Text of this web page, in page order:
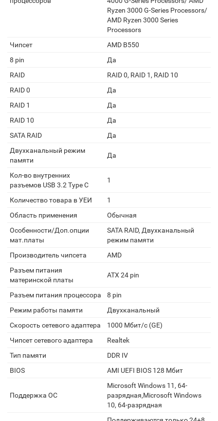
Ryzen 3000 G-Series Processors/
AMD Ryzen 3000 Series
Processors
Чипсет
AMD B550
8 pin
Да
RAID
RAID 0, RAID 1, RAID 10
RAID 0
Да
RAID 1
Да
RAID 10
Да
SATA RAID
Да
Двухканальный режим
памяти
Да
Кол-во внутренних
разъемов USB 3.2 Type C
1
Количество товара в УЕИ
1
Область применения
Обычная
Особенности/Доп.опции
мат.платы
SATA RAID, Двухканальный
режим памяти
Производитель чипсета
AMD
Разъем питания
материнской платы
ATX 24 pin
Разъем питания процессора
8 pin
Режим работы памяти
Двухканальный
Скорость сетевого адаптера
1000 Мбит/с (GE)
Чипсет сетевого адаптера
Realtek
Тип памяти
DDR IV
BIOS
AMI UEFI BIOS 128 Мбит
Поддержка ОС
Microsoft Windows 11, 64-
разрядная,Microsoft Windows
10, 64-разрядная